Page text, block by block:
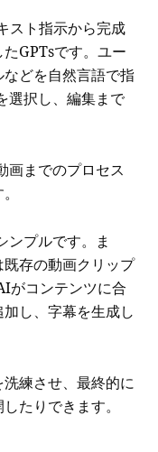
スト指示から完成
GPTsです。ユー
どを自然言語で指
選択し、編集まで
画までのプロセス
ンプルです。ま
存の動画クリップ
がコンテンツに合
し、字幕を生成し
練させ、最終的に
たりできます。